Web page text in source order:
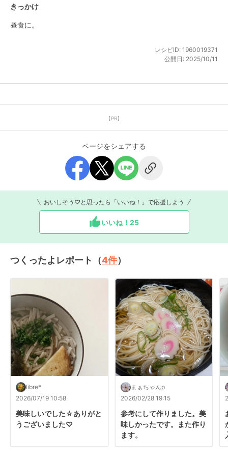
きっかけ
昼食に。
レシピID: 1960019371
公開日: 2025/10/11
【PR】
ページをシェアする
おいしそう♡と思ったら「いいね！」で応援しよう
いいね！ 25
つくったよレポート（4件）
libre*
2026/07/19 10:58
美味しいでした☆ありがと
うございました♡
まぁちゃんp
2026/02/28 19:15
参考にして作りました。美
味しかったです。また作り
ます。